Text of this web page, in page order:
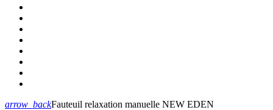
arrow_backFauteuil relaxation manuelle NEW EDEN